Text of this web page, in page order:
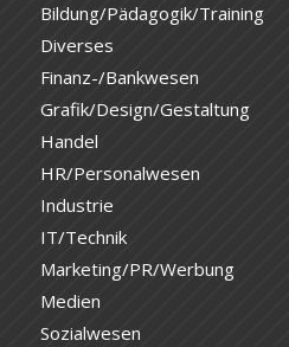
Bildung/Pädagogik/Training
Diverses
Finanz-/Bankwesen
Grafik/Design/Gestaltung
Handel
HR/Personalwesen
Industrie
IT/Technik
Marketing/PR/Werbung
Medien
Sozialwesen